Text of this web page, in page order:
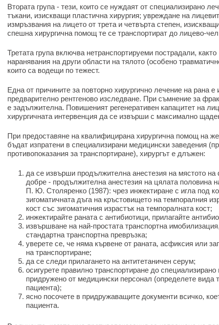
Втората група - тези, които се нуждаят от специализирано
тъкани, изискващи пластична хирургия; увреждане на
измръзвания на лицето от трета и четвърта степен,
спешна хирургична помощ те се транспортират до лицево-
Третата група включва нетранспортируеми пострадали,
наранявания на други области на тялото (особено
които са водещи по тежест.
Една от причините за повторно хирургично лечение на рана е
предварително рентгеново изследване. При съмнение за
е задължителна. Повишеният регенеративен капацитет на
хирургичната интервенция да се извърши с максимално
При предоставяне на квалифицирана хирургична помощ на
бъдат изпратени в специализирани медицински заведения
противопоказания за транспортиране), хирургът е длъжен:
да се извърши продължителна анестезия на мястото
добре - продължителна анестезия на цялата половина
П. Ю. Столяренко (1987): чрез инжектиране с игла под
зигоматичната дъга на кръстовището на темпоралния
кост със зигоматичния израстък на темпоралната кост;
инжектирайте раната с антибиотици, прилагайте
извършване на най-простата транспортна
стандартна транспортна превръзка;
уверете се, че няма кървене от раната, асфиксия или
на транспортиране;
да се следи прилагането на антитетаничен серум;
осигурете правилно транспортиране до
придружено от медицински персонал (определете вида
пациента);
ясно посочете в придружаващите документи всичко,
пациента.